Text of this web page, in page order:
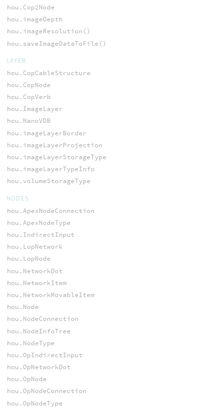
hou.Cop2Node
hou.imageDepth
hou.imageResolution()
hou.saveImageDataToFile()
LAYER
hou.CopCableStructure
hou.CopNode
hou.CopVerb
hou.ImageLayer
hou.NanoVDB
hou.imageLayerBorder
hou.imageLayerProjection
hou.imageLayerStorageType
hou.imageLayerTypeInfo
hou.volumeStorageType
NODES
hou.ApexNodeConnection
hou.ApexNodeType
hou.IndirectInput
hou.LopNetwork
hou.LopNode
hou.NetworkDot
hou.NetworkItem
hou.NetworkMovableItem
hou.Node
hou.NodeConnection
hou.NodeInfoTree
hou.NodeType
hou.OpIndirectInput
hou.OpNetworkDot
hou.OpNode
hou.OpNodeConnection
hou.OpNodeType